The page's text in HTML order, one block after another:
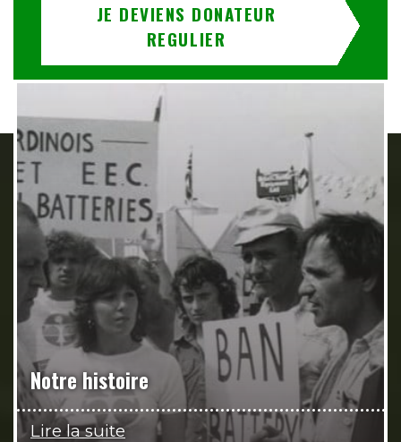
JE DEVIENS DONATEUR
REGULIER
Notre histoire
Lire la suite